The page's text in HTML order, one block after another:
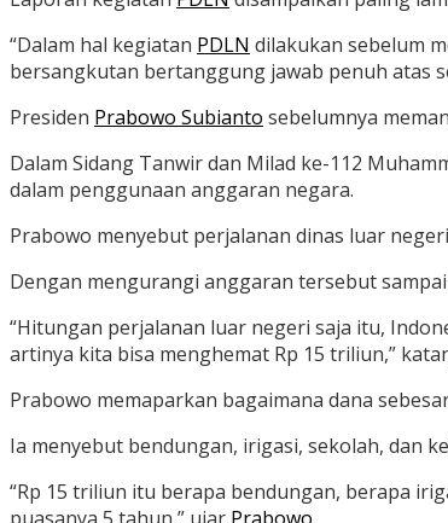
“Dalam hal kegiatan PDLN dilakukan sebelum
bersangkutan bertanggung jawab penuh atas
Presiden Prabowo Subianto sebelumnya
Dalam Sidang Tanwir dan Milad ke-112
dalam penggunaan anggaran negara.
Prabowo menyebut perjalanan dinas luar
Dengan mengurangi anggaran tersebut
“Hitungan perjalanan luar negeri saja itu,
artinya kita bisa menghemat Rp 15 triliun,”
Prabowo memaparkan bagaimana dana
Ia menyebut bendungan, irigasi, sekolah, dan
“Rp 15 triliun itu berapa bendungan, berapa